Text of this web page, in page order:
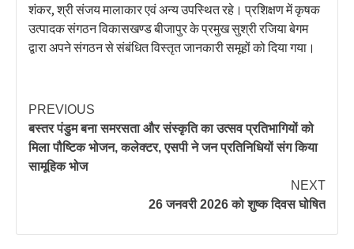
शंकर, श्री संजय मालाकार एवं अन्य उपस्थित रहे। प्रशिक्षण में कृषक
उत्पादक संगठन विकासखण्ड बीजापुर के प्रमुख सुश्री रजिया बेगम
द्वारा अपने संगठन से संबंधित विस्तृत जानकारी समूहों को दिया गया।
PREVIOUS
बस्तर पंडुम बना समरसता और संस्कृति का उत्सव प्रतिभागियों को
मिला पौष्टिक भोजन, कलेक्टर, एसपी ने जन प्रतिनिधियों संग किया
सामूहिक भोज
NEXT
26 जनवरी 2026 को शुष्क दिवस घोषित